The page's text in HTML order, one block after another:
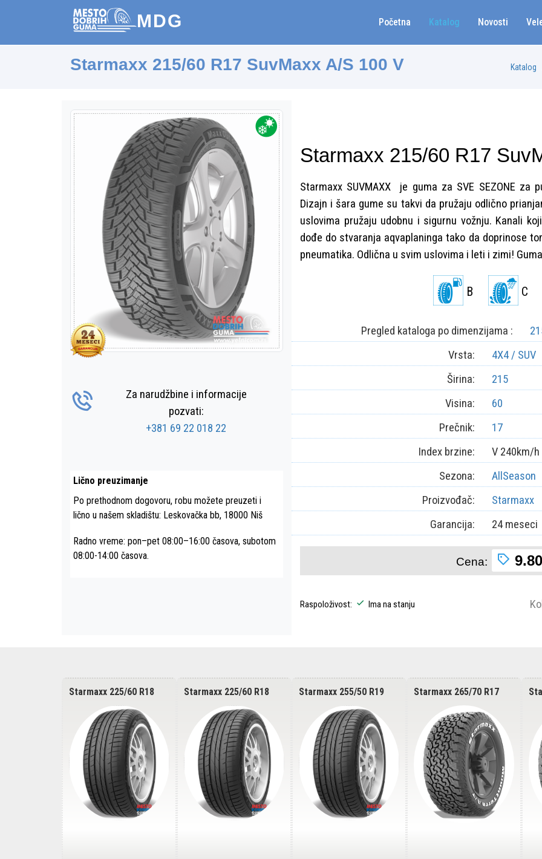
MDG Početna Katalog Novosti
Starmaxx 215/60 R17 SuvMaxx A/S 100 V Katalog
Za narudžbine i informacije
pozvati:
+381 69 22 018 22
Lično preuzimanje
Po prethodnom dogovoru, robu možete preuzeti i
lično u našem skladištu: Leskovačka bb, 18000 Niš
Radno vreme: pon–pet 08:00–16:00 časova, subotom
08:00-14:00 časova.
Starmaxx 215/60 R17
Starmaxx SUVMAXX je guma za SVE SEZONE
Dizajn i šara gume su takvi da pružaju odlično
uslovima pružaju udobnu i sigurnu vožnju. Kanali
dođe do stvaranja aqvaplaninga tako da doprinose
pneumatika. Odlična u svim uslovima i leti i zimi!
B C
Pregled kataloga po dimenzijama :
Vrsta:
4X4 / SUV
Širina:
215
Visina:
60
Prečnik:
17
Index brzine:
V 240km/h
Sezona:
AllSeason
Proizvođač:
Starmaxx
Garancija:
24 meseci
Cena:
Raspoloživost: Ima na stanju
Starmaxx 225/60 R18
Incurro ST450 100H
Starmaxx 225/60 R18
Incurro ST450 100H
Starmaxx 255/50 R19
Incurro ST450 107V
Starmaxx 265/70 R17
121/118S